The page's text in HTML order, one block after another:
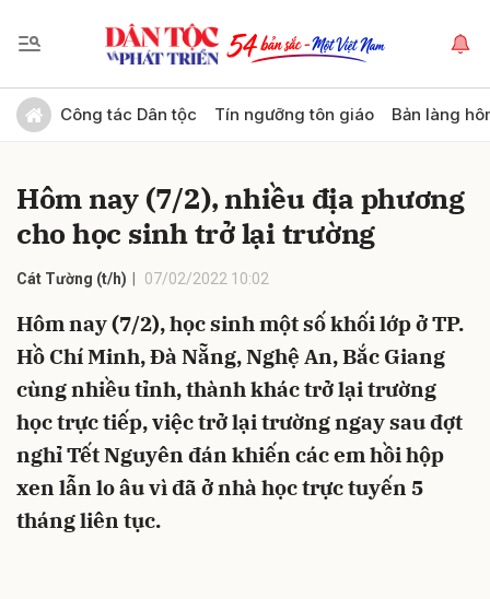
Công tác Dân tộc Tín ngưỡng tôn giáo Bản làng
Hôm nay (7/2), nhiều địa phương
cho học sinh trở lại trường
Cát Tường (t/h) 07/02/2022 10:02
Hôm nay (7/2), học sinh một số khối lớp ở TP.
Hồ Chí Minh, Đà Nẵng, Nghệ An, Bắc Giang
cùng nhiều tỉnh, thành khác trở lại trường
học trực tiếp, việc trở lại trường ngay sau đợt
nghỉ Tết Nguyên đán khiến các em hồi hộp
xen lẫn lo âu vì đã ở nhà học trực tuyến 5
tháng liên tục.
Gửi bình luận
Hủy Gửi